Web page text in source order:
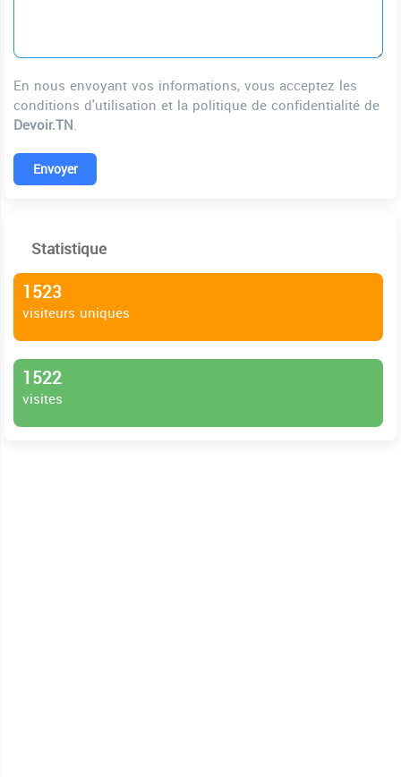
En nous envoyant vos informations, vous acceptez les
conditions d'utilisation et la politique de confidentialité de
Devoir.TN.
Envoyer
Statistique
1523
visiteurs uniques
1522
visites